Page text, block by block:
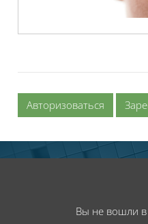
Авторизоваться
Вы не вошли в